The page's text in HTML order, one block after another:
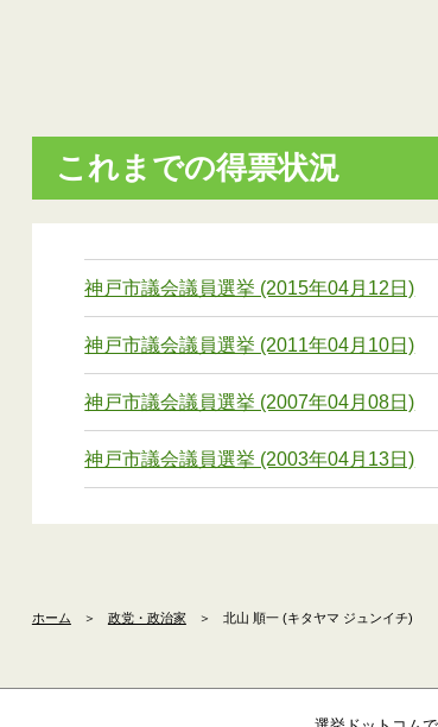
これまでの得票状況
神戸市議会議員選挙 (2015年04月12日)
神戸市議会議員選挙 (2011年04月10日)
神戸市議会議員選挙 (2007年04月08日)
神戸市議会議員選挙 (2003年04月13日)
ホーム ＞ 政党・政治家 ＞ 北山 順一 (キタヤマ ジュンイチ)